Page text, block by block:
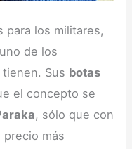
para los militares,
de los
Sus botas
el concepto se
, sólo que con
precio más